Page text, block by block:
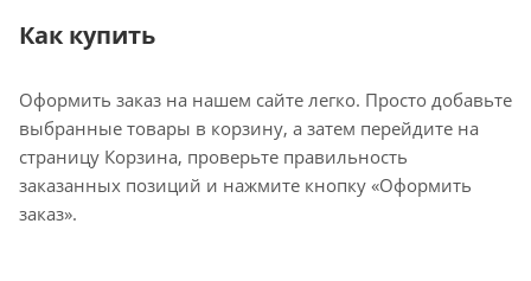
Как купить
Оформить заказ на нашем сайте легко. Просто добавьте
выбранные товары в корзину, а затем перейдите на
страницу Корзина, проверьте правильность
заказанных позиций и нажмите кнопку «Оформить
заказ».